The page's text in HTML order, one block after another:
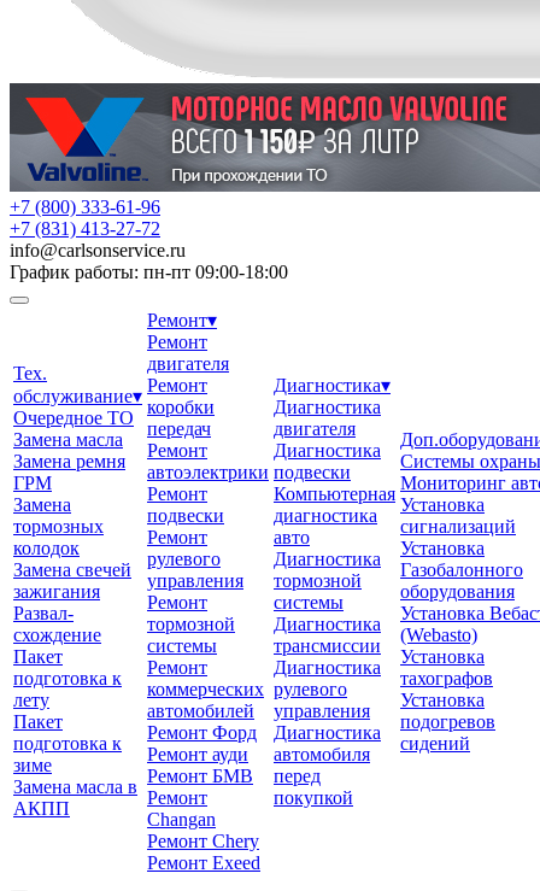
+7 (800) 333-61-96
+7 (831) 413-27-72
info@carlsonservice.ru
График работы: пн-пт 09:00-18:00
Тех.
обслуживание▾
Очередное ТО
Замена масла
Замена ремня
ГРМ
Замена
тормозных
колодок
Замена свечей
зажигания
Развал-
схождение
Пакет
подготовка к
лету
Пакет
подготовка к
зиме
Замена масла в
АКПП
Ремонт▾
Ремонт
двигателя
Ремонт
коробки
передач
Ремонт
автоэлектрики
Ремонт
подвески
Ремонт
рулевого
управления
Ремонт
тормозной
системы
Ремонт
коммерческих
автомобилей
Ремонт Форд
Ремонт ауди
Ремонт БМВ
Ремонт
Changan
Ремонт Chery
Ремонт Exeed
Диагностика▾
Диагностика
двигателя
Диагностика
подвески
Компьютерная
диагностика
авто
Диагностика
тормозной
системы
Диагностика
трансмиссии
Диагностика
рулевого
управления
Диагностика
автомобиля
перед
покупкой
Системы охраны
Мониторинг
Установка
сигнализаций
Установка
Газобалонного
оборудования
Установка
(Webasto)
Установка
тахографов
Установка
подогревов
сидений